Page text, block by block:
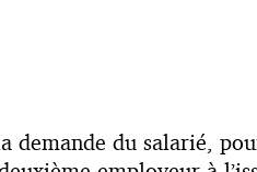
demande du salarié,